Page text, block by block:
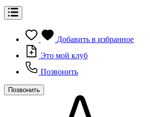
Добавить в избранное
Это мой клуб
Позвонить
Позвонить